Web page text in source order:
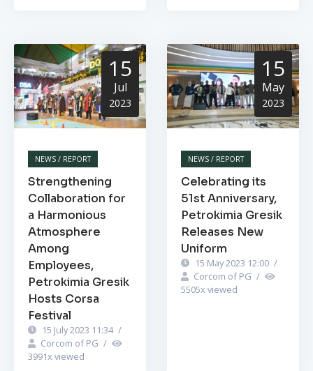
15
Jul
2023
NEWS / REPORT
Strengthening
Collaboration for
a Harmonious
Atmosphere
Among
Employees,
Petrokimia Gresik
Hosts Corsa
Festival
15 July 2023 11:34 /
Corcom of PG /
3991x viewed
15
May
2023
NEWS / REPORT
Celebrating its
51st Anniversary,
Petrokimia Gresik
Releases New
Uniform
15 May 2023 12:00 /
Corcom of PG /
5505x viewed